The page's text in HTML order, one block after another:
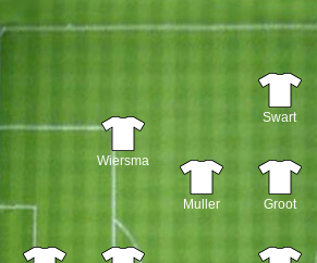
Wiersma
Muller
Swart
Groot